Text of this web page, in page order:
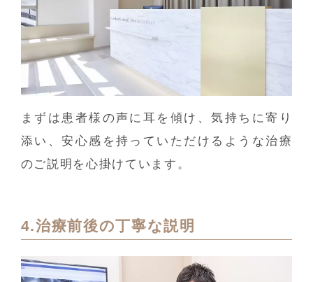
まずは患者様の声に耳を傾け、気持ちに寄り
添い、安心感を持っていただけるような治療
のご説明を心掛けています。
4.治療前後の丁寧な説明